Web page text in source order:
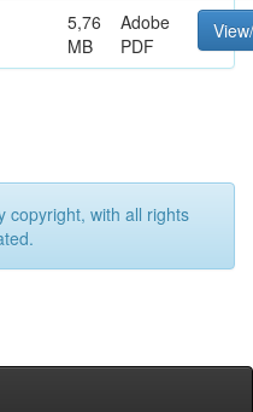
5,76
MB
Adobe
PDF
copyright, with all rights